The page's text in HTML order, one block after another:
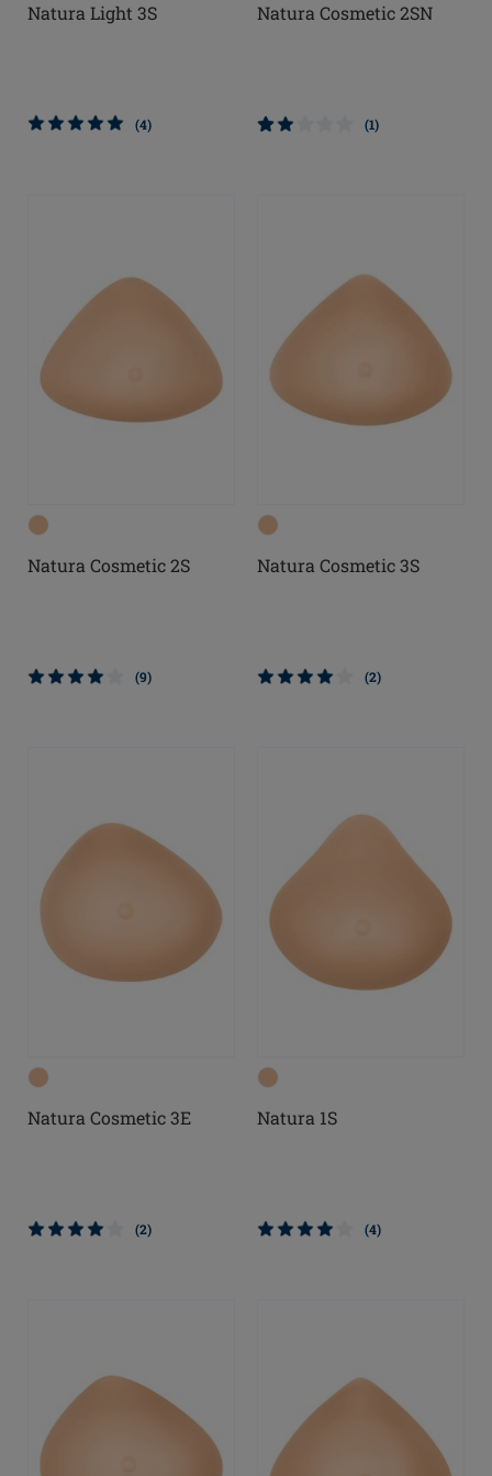
Natura Light 3S
(4)
Natura Cosmetic 2SN
(1)
Natura Cosmetic 2S
(9)
Natura Cosmetic 3S
(2)
Natura Cosmetic 3E
(2)
Natura 1S
(4)